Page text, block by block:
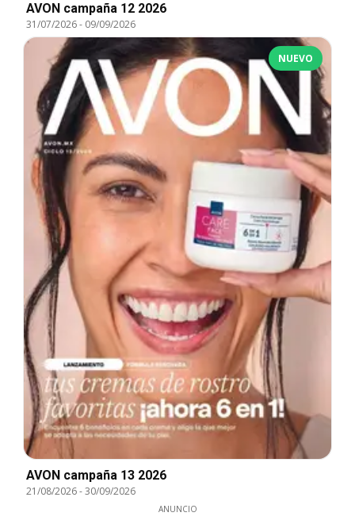
AVON campaña 12 2026
31/07/2026- 09/09/2026
NUEVO
AVON campaña 13 2026
21/08/2026-30/09/2026
ANUNCIO